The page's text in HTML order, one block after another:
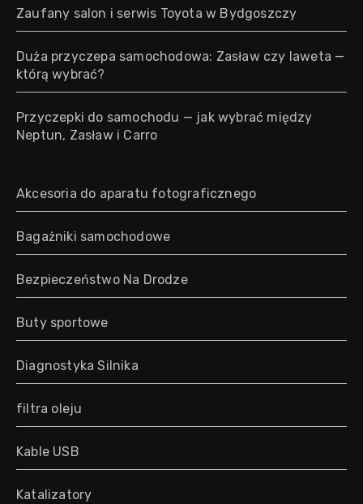
Zaufany salon i serwis Toyota w Bydgoszczy
Duża przyczepa samochodowa: Zasław czy laweta —
którą wybrać?
Przyczepki do samochodu — jak wybrać między
Neptun, Zasław i Carro
Akcesoria do aparatu fotograficznego
Bagażniki samochodowe
Bezpieczeństwo Na Drodze
Buty sportowe
Diagnostyka Silnika
filtra oleju
Kable USB
Katalizatory